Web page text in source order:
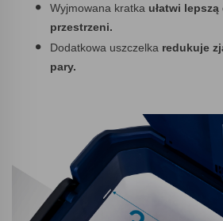
Wyjmowana kratka ułatwi
przestrzeni.
Dodatkowa uszczelka redukuje
pary.